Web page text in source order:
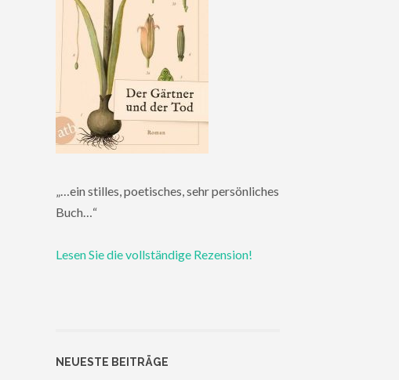
„…ein stilles, poetisches, sehr persönliches
Buch…“
Lesen Sie die vollständige Rezension!
NEUESTE BEITRÄGE